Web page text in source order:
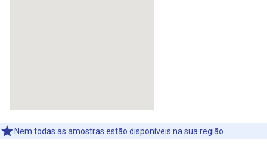
Nem todas as amostras estão disponíveis na sua região.